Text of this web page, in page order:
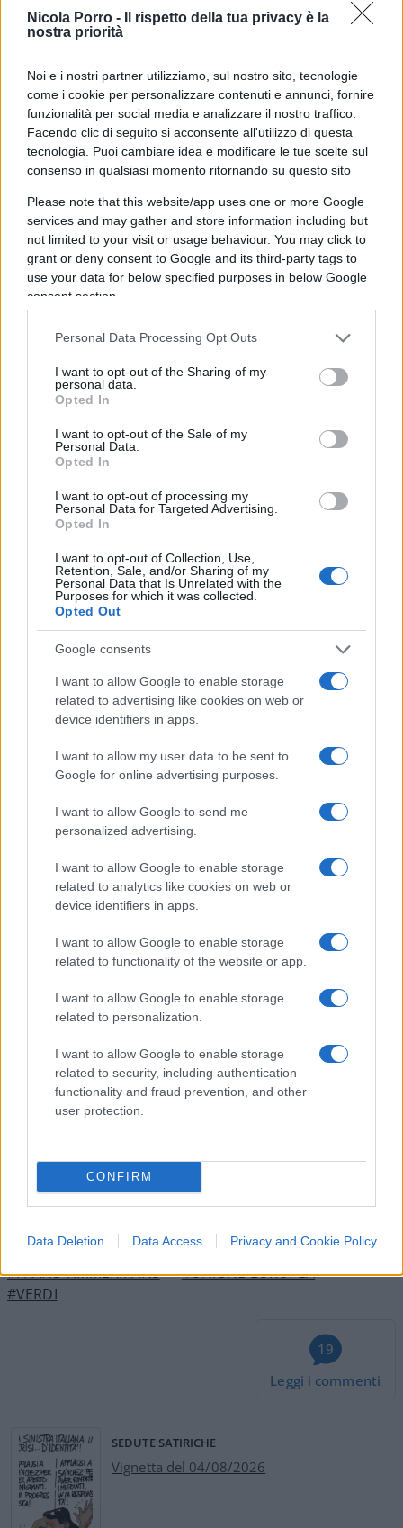
Nicola Porro -
Il rispetto della tua privacy è la
nostra priorità
Noi e i nostri partner utilizziamo, sul nostro sito, tecnologie
come i cookie per personalizzare contenuti e annunci, fornire
funzionalità per social media e analizzare il nostro traffico.
Facendo clic di seguito si acconsente all'utilizzo di questa
tecnologia. Puoi cambiare idea e modificare le tue scelte sul
consenso in qualsiasi momento ritornando su questo sito
Please note that this website/app uses one or more Google
services and may gather and store information including but
not limited to your visit or usage behaviour. You may click to
grant or deny consent to Google and its third-party tags to
use your data for below specified purposes in below Google
consent section.
Personal Data Processing Opt Outs
I want to opt-out of the Sharing of my
personal data.
Opted In
I want to opt-out of the Sale of my
Personal Data.
Opted In
I want to opt-out of processing my
Personal Data for Targeted Advertising.
Opted In
I want to opt-out of Collection, Use,
Retention, Sale, and/or Sharing of my
Personal Data that Is Unrelated with the
Purposes for which it was collected.
Opted Out
Google consents
I want to allow Google to enable storage
related to advertising like cookies on web or
device identifiers in apps.
I want to allow my user data to be sent to
Google for online advertising purposes.
I want to allow Google to send me
personalized advertising.
I want to allow Google to enable storage
related to analytics like cookies on web or
device identifiers in apps.
I want to allow Google to enable storage
related to functionality of the website or app.
I want to allow Google to enable storage
related to personalization.
I want to allow Google to enable storage
related to security, including authentication
functionality and fraud prevention, and other
user protection.
CONFIRM
Data Deletion Data Access Privacy and Cookie Policy
sotto vari punti di vista e peraltro la discesa in
campo di Timmermans potrebbe da un lato far
farcrescere il consenso del partito BBB. Il
partito BBB è il partito nato dagli allevatori e dagli
agricoltori in protesta contro le misure che sono
state prese negli ultimi mesi e negli ultimi anni da
parte del governo olandese e, più in generale,
dell’Europa propriosui temi ambientalicon una
visione di carattere ideologico che andava a
contrastare talvolta con le esigenze dei singoli
allevatori e le esigenze dei singoli agricoltori.
00:00
Oggi intanto gioiamo del fatto che Frans
Timmermans ha deciso di fare un passo indietro e
sottolineiamo anche
la ricaduta di carattere
politico. È infatti molto probabile che
Timmermans abbia deciso di candidarsi in Olanda
perché ha compreso e ha capito che il prossimo
anno con le elezioni europee ci sarà un cambio di
maggioranza all’interno del Parlamento europeo o
nuova Commissione europea faranno sì che
Timmermans
non possa essere rieletto
vice-commissario europeo. Più in generale,
potrebbe determinare l’impossibilità dei socialisti
di essere in maggioranza all’interno del
Parlamento europeo.
Quindi stiamo a vedere come si evolverà nelle
prossime settimane eguardiamo con grande
perché è molto
probabile che l’Olanda possa rappresentare un
laboratorio per una serie di politiche green
ideologiche che poi verranno realizzate anche in
#FRANS TIMMERMANS
#UNIONE EUROPEA
#VERDI
19
Leggi i commenti
SEDUTE SATIRICHE
Vignetta del 04/08/2026